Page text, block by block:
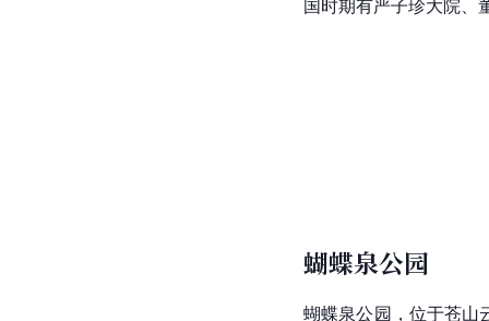
国时期有严子珍大院、
蝴蝶泉公园
蝴蝶泉公园，位于苍山